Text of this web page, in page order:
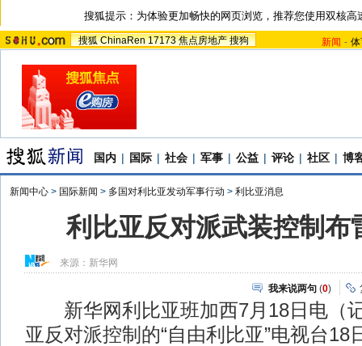
搜狐提示：为体验更加畅快的网页浏览，推荐您使用双核高
搜狐 ChinaRen 17173 焦点房地产 搜狗 新闻 -
国内 | 国际 | 社会 | 军事 | 公益 | 评论 | 社区 | 博
新闻中心 > 国际新闻 > 多国对利比亚发动军事行动 > 利比亚消息
利比亚反对派武装控制布
来源： 新华网
我来说两句 (0)
新华网利比亚班加西7月18日电（
亚反对派控制的“自由利比亚”电视台18